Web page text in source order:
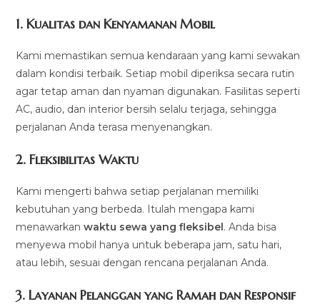
1.Kualitas dan Kenyamanan Mobil
Kami memastikan semua kendaraan yang kami sewakan
dalam kondisi terbaik. Setiap mobil diperiksa secara rutin
agar tetap aman dan nyaman digunakan. Fasilitas seperti
AC, audio, dan interior bersih selalu terjaga, sehingga
perjalanan Anda terasa menyenangkan.
2.Fleksibilitas Waktu
Kami mengerti bahwa setiap perjalanan memiliki
kebutuhan yang berbeda. Itulah mengapa kami
menawarkanwaktu sewa yang fleksibel. Anda bisa
menyewa mobil hanya untuk beberapa jam, satu hari,
atau lebih, sesuai dengan rencana perjalanan Anda.
3.Layanan Pelanggan yang Ramah dan Responsif